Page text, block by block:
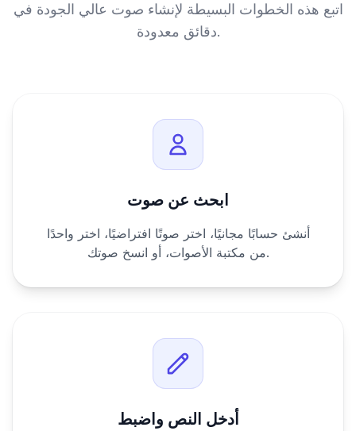
اتبع هذه الخطوات البسيطة لإنشاء صوت عالي الجودة في
دقائق معدودة.
ابحث عن صوت
أنشئ حسابًا مجانيًا، اختر صوتًا افتراضيًا، اختر واحدًا
من مكتبة الأصوات، أو انسخ صوتك.
أدخل النص واضبط